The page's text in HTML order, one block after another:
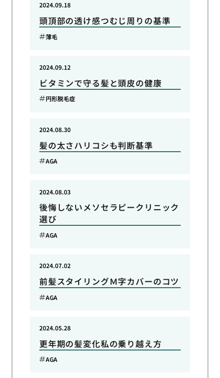
頭頂部の透け感つむじ周りの基準
2024.09.18
薄毛
ビタミンで守る髪と頭皮の健康
2024.09.12
円形脱毛症
髪の太さハリコシも判断基準
2024.08.30
AGA
後悔しないメソセラピークリニック
選び
2024.08.03
AGA
前髪スタイリングＭ字カバーのコツ
2024.07.02
AGA
更年期の髪変化私の乗り越え方
2024.05.28
AGA